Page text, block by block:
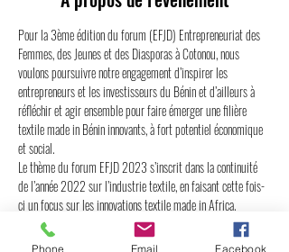
Pour la 3ème édition du forum (EFJD) Entrepreneuriat des
Femmes, des Jeunes et des Diasporas à Cotonou, nous
voulons poursuivre notre engagement d’inspirer les
entrepreneurs et les investisseurs du Bénin et d’ailleurs à
réfléchir et agir ensemble pour faire émerger une filière
textile made in Bénin innovants, à fort potentiel économique
et social.
Le thème du forum EFJD 2023 s’inscrit dans la continuité
de l’année 2022 sur l’industrie textile, en faisant cette fois-
ci un focus sur les innovations textile made in Africa.
À l’instar des précédentes éditions, le forum EFJD se
déroulera sur deux journées.
Phone Email Facebook